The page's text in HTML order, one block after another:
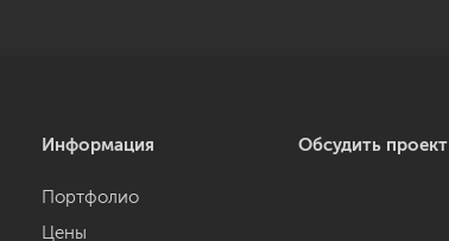
Информация
Портфолио
Цены
Обсудить проект